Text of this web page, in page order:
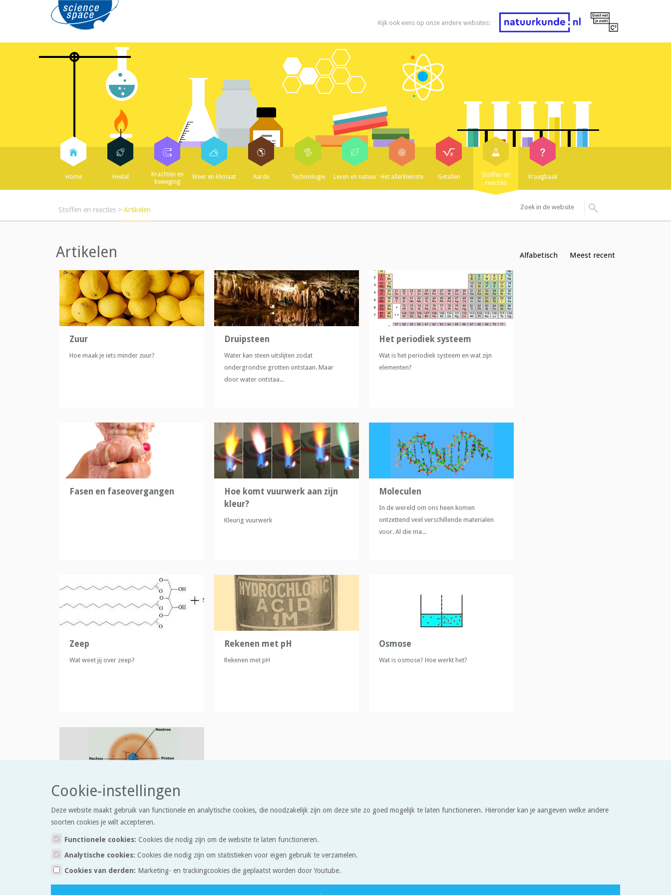
Kijk ook eens op onze andere websites:
Home Heelal
Krachten en
beweging
Weer en klimaat Aarde Technologie Leven en natuur Het allerkleinste Getallen
Stoffen en
reacties
Vraagbaak
Stoffen en reacties > Artikelen
Artikelen Alfabetisch Meest recent
Zuur
Hoe maak je iets minder zuur?
Druipsteen
Water kan steen uitslijten zodat
ondergrondse grotten ontstaan. Maar
door water ontstaa...
Het periodiek systeem
Wat is het periodiek systeem en wat zijn
elementen?
Fasen en faseovergangen
Hoe komt vuurwerk aan zijn
kleur?
Kleurig vuurwerk
Moleculen
In de wereld om ons heen komen
ontzettend veel verschillende materialen
voor. Al die ma...
Zeep
Wat weet jij over zeep?
Rekenen met pH
Rekenen met pH
Osmose
Wat is osmose? Hoe werkt het?
Atomen
Wat zijn de kleinste deeltjes waar alles uit
bestaat?
Cookie-instellingen
Deze website maakt gebruik van functionele en analytische cookies, die noodzakelijk zijn om deze site zo goed mogelijk te laten functioneren. Hieronder kan je aangeven welke andere
soorten cookies je wilt accepteren.
Functionele cookies: Cookies die nodig zijn om de website te laten functioneren.
Analytische cookies: Cookies die nodig zijn om statistieken voor eigen gebruik te verzamelen.
Cookies van derden: Marketing- en trackingcookies die geplaatst worden door Youtube.